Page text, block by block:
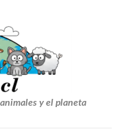
y el planeta